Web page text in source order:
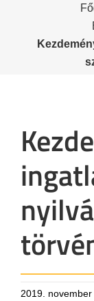
2019. november